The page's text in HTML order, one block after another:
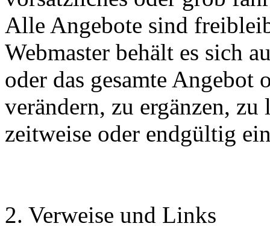
Alle Angebote sind
Webmaster behält es sich
oder das gesamte Angebot
verändern, zu ergänzen,
zeitweise oder endgültig
2. Verweise und Links